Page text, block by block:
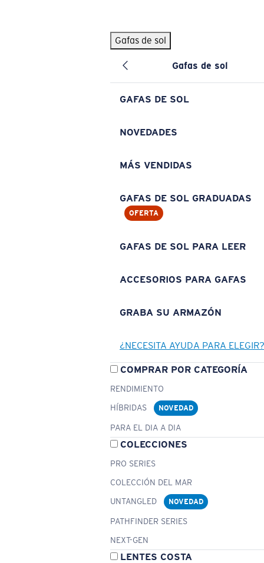
Gafas de sol
Gafas de sol
GAFAS DE SOL
NOVEDADES
MÁS VENDIDAS
GAFAS DE SOL GRADUADAS
OFERTA
GAFAS DE SOL PARA LEER
ACCESORIOS PARA GAFAS
GRABA SU ARMAZÓN
¿NECESITA AYUDA PARA ELEGIR?
COMPRAR POR CATEGORÍA
RENDIMIENTO
HÍBRIDAS
NOVEDAD
PARA EL DIA A DIA
COLECCIONES
PRO SERIES
COLECCIÓN DEL MAR
UNTANGLED
NOVEDAD
PATHFINDER SERIES
NEXT-GEN
LENTES COSTA
BÚSQUEDAS POPULARES
Pilothouse PRO Limited Edition Pack Exclusivo
Gafas de sol personalizadas
Los más vendidos de gafas de sol